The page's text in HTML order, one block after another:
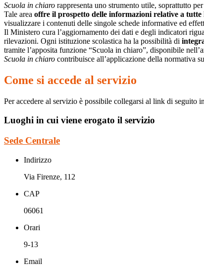
Scuola in chiaro rappresenta uno strumento utile, soprattutto
Tale area offre il prospetto delle informazioni relative a
visualizzare i contenuti delle singole schede informative ed
Il Ministero cura l’aggiornamento dei dati e degli indicatori
rilevazioni. Ogni istituzione scolastica ha la possibilità di
tramite l’apposita funzione “Scuola in chiaro”, disponibile
Scuola in chiaro contribuisce all’applicazione della normativa
Come si accede al servizio
Per accedere al servizio è possibile collegarsi al link di seguito
Luoghi in cui viene erogato il servizio
Sede Centrale
Indirizzo
Via Firenze, 112
CAP
06061
Orari
9-13
Email